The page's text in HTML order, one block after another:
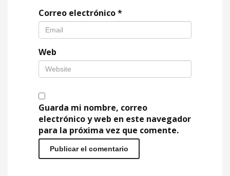
Correo electrónico*
Web
Guarda mi nombre, correo
electrónico y web en este navegador
para la próxima vez que comente.